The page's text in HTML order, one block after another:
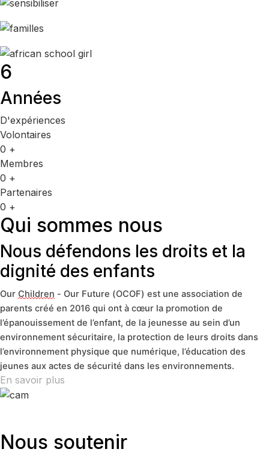
6
Années
D'expériences
Volontaires
0 +
Membres
0 +
Partenaires
0 +
Qui sommes nous
Nous défendons les droits et la
dignité des enfants
Our Children - Our Future (OCOF) est une association de
parents créé en 2016 qui ont à cœur la promotion de
l’épanouissement de l’enfant, de la jeunesse au sein d’un
environnement sécuritaire, la protection de leurs droits dans
l’environnement physique que numérique, l’éducation des
jeunes aux actes de sécurité dans les environnements.
En savoir plus
Nous soutenir